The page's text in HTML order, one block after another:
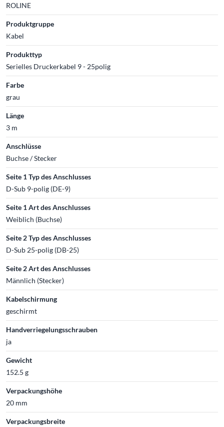
ROLINE
Produktgruppe
Kabel
Produkttyp
Serielles Druckerkabel 9 - 25polig
Farbe
grau
Länge
3 m
Anschlüsse
Buchse / Stecker
Seite 1 Typ des Anschlusses
D-Sub 9-polig (DE-9)
Seite 1 Art des Anschlusses
Weiblich (Buchse)
Seite 2 Typ des Anschlusses
D-Sub 25-polig (DB-25)
Seite 2 Art des Anschlusses
Männlich (Stecker)
Kabelschirmung
geschirmt
Handverriegelungsschrauben
ja
Gewicht
152.5 g
Verpackungshöhe
20 mm
Verpackungsbreite